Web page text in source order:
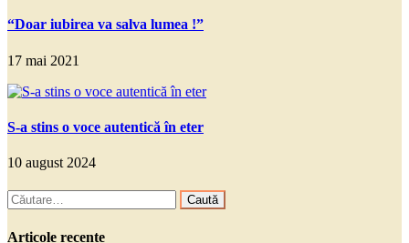
“Doar iubirea va salva lumea !”
17 mai 2021
S-a stins o voce autentică în eter
10 august 2024
Caută
după:
Articole recente